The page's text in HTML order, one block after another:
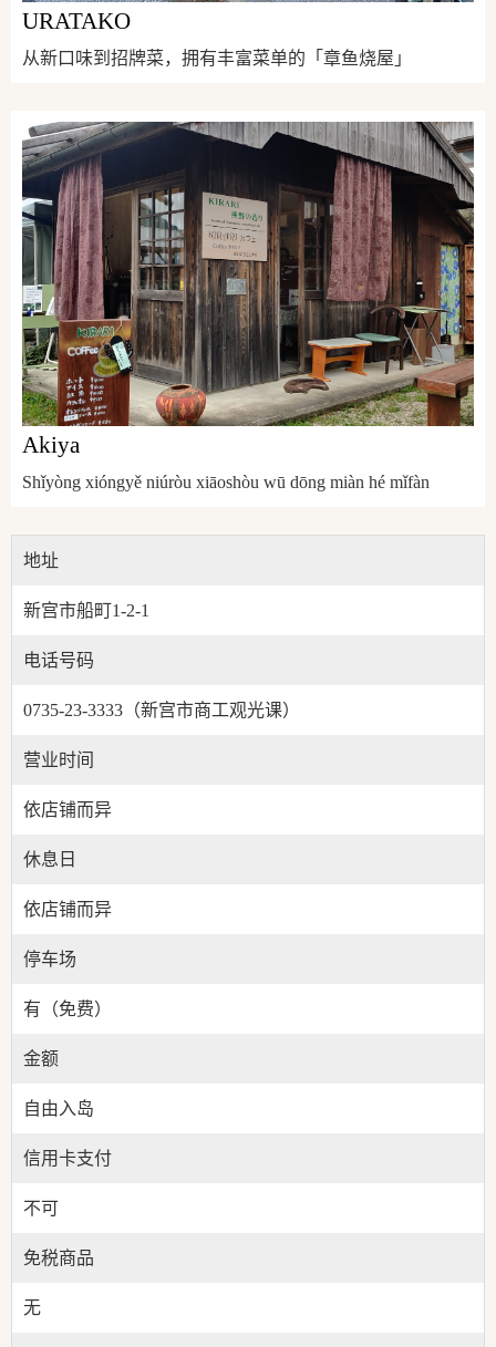
URATAKO
从新口味到招牌菜，拥有丰富菜单的「章鱼烧屋」
Akiya
Shǐyòng xióngyě niúròu xiāoshòu wū dōng miàn hé mǐfàn
地址
新宫市船町1-2-1
电话号码
0735-23-3333（新宫市商工观光课）
营业时间
依店铺而异
休息日
依店铺而异
停车场
有（免费）
金额
自由入岛
信用卡支付
不可
免税商品
无